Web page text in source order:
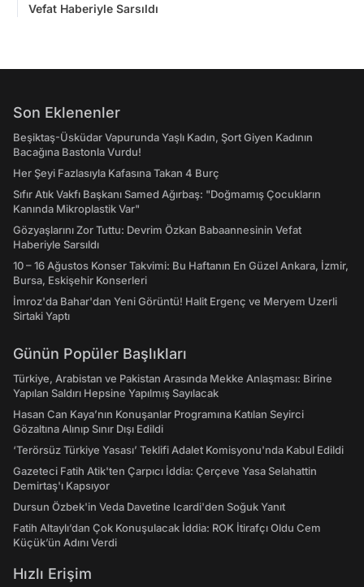
Vefat Haberiyle Sarsıldı
Son Eklenenler
Beşiktaş-Üsküdar Vapurunda Yaşlı Kadın, Şort Giyen Kadının
Bacağına Bastonla Vurdu!
Her Şeyi Fazlasıyla Kafasına Takan 4 Burç
Sıfır Atık Vakfı Başkanı Samed Ağırbaş: "Doğmamış Çocukların
Kanında Mikroplastik Var"
Gözyaşlarını Zor Tuttu: Devrim Özkan Babaannesinin Vefat
Haberiyle Sarsıldı
10 – 16 Ağustos Konser Takvimi: Bu Haftanın En Güzel Ankara, İzmir,
Bursa, Eskişehir Konserleri
İmroz'da Bahar'dan Yeni Görüntü! Halit Ergenç ve Meryem Uzerli
Sirtaki Yaptı
Günün Popüler Başlıkları
Türkiye, Arabistan ve Pakistan Arasında Mekke Anlaşması: Birine
Yapılan Saldırı Hepsine Yapılmış Sayılacak
Hasan Can Kaya’nın Konuşanlar Programına Katılan Seyirci
Gözaltına Alınıp Sınır Dışı Edildi
‘Terörsüz Türkiye Yasası’ Teklifi Adalet Komisyonu'nda Kabul Edildi
Gazeteci Fatih Atik'ten Çarpıcı İddia: Çerçeve Yasa Selahattin
Demirtaş'ı Kapsıyor
Dursun Özbek'in Veda Davetine Icardi'den Soğuk Yanıt
Fatih Altaylı’dan Çok Konuşulacak İddia: ROK İtirafçı Oldu Cem
Küçük’ün Adını Verdi
Hızlı Erişim